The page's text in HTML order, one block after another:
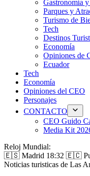
Gastronomía
Parques y
Turismo de
Tech
Destinos
Economía
Opiniones de
Ecuador
Tech
Economía
Opiniones del CEO
Personajes
CONTACTO
CEO Guido
Media Kit
Reloj Mundial:
🇪🇸 Madrid 18:32 🇪🇨
Noticias turisticas de Las